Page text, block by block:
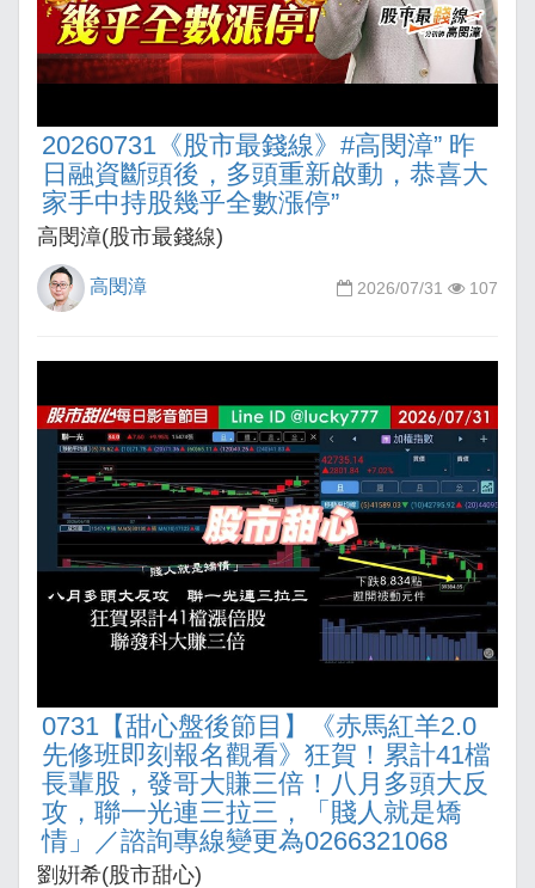
20260731《股市最錢線》#高閔漳” 昨
日融資斷頭後，多頭重新啟動，恭喜大
家手中持股幾乎全數漲停”
高閔漳(股市最錢線)
高閔漳 2026/07/31 107
0731【甜心盤後節目】《赤馬紅羊2.0
先修班即刻報名觀看》狂賀！累計41檔
長輩股，發哥大賺三倍！八月多頭大反
攻，聯一光連三拉三，「賤人就是矯
情」／諮詢專線變更為0266321068
劉姸希(股市甜心)